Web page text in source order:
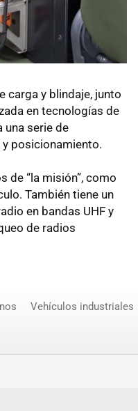
carga y blindaje, junto
en tecnologías de
una serie de
posicionamiento.
de “la misión”, como
También tiene un
en bandas UHF y
de radios
Vehículos industriales